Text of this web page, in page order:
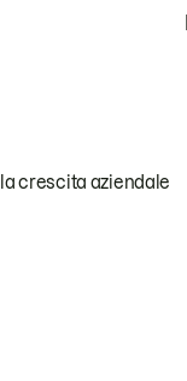
crescita aziendale